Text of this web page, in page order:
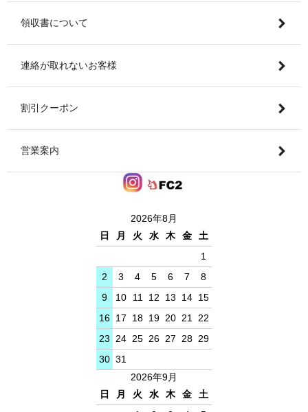
領収書について
連絡が取れないお客様
割引クーポン
営業案内
2026年8月
日
月 火 水 木 金
土
1
2
3 4 5 6 7
8
9
10 11 12 13 14 15
16 17 18 19 20 21
22
23
24 25 26 27 28 29
30 31
2026年9月
日
月 火 水 木 金
土